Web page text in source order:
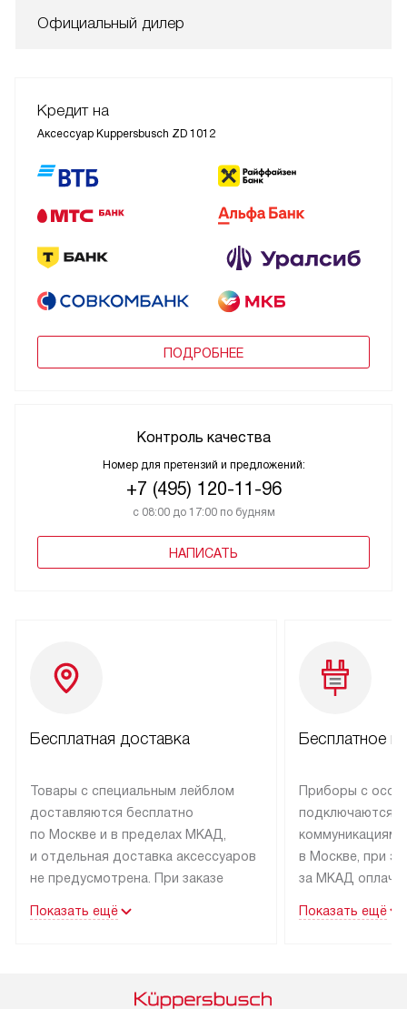
Официальный дилер
Кредит на
Аксессуар Kuppersbusch ZD 1012
ПОДРОБНЕЕ
Контроль качества
Номер для претензий и предложений:
+7 (495) 120-11-96
с 08:00 до 17:00 по будням
НАПИСАТЬ
Бесплатная доставка
Товары с специальным лейблом
доставляются бесплатно
по Москве и в пределах МКАД,
и отдельная доставка аксессуаров
не предусмотрена. При заказе
рекомендуем обсудить
Показать ещё
Бесплатное
Приборы с
подключаются к
коммуникациям
в Москве, при
за МКАД
партнера
Показать ещё